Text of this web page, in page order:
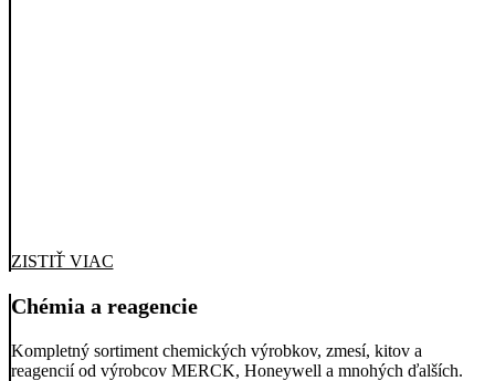
ZISTIŤ VIAC
Chémia a reagencie
Kompletný sortiment chemických výrobkov, zmesí, kitov a
reagencií od výrobcov MERCK, Honeywell a mnohých ďalších.